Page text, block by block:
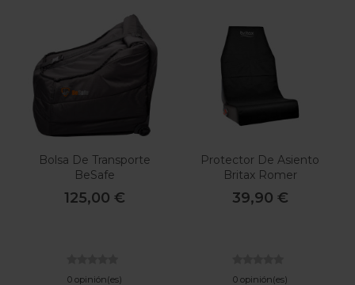
Bolsa De Transporte
BeSafe
125,00 €
0 opinión(es)
Protector De Asiento
Britax Romer
39,90 €
0 opinión(es)